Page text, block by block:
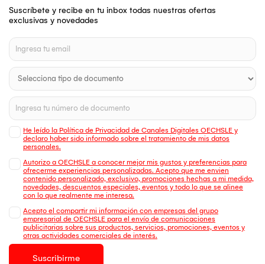
Suscríbete y recibe en tu inbox todas nuestras ofertas
exclusivas y novedades
He leído la Política de Privacidad de Canales Digitales OECHSLE y
declaro haber sido informado sobre el tratamiento de mis datos
personales.
Autorizo a OECHSLE a conocer mejor mis gustos y preferencias para
ofrecerme experiencias personalizadas. Acepto que me envien
contenido personalizado, exclusivo, promociones hechas a mi medida,
novedades, descuentos especiales, eventos y todo lo que se alinee
con lo que realmente me interesa.
Acepto el compartir mi información con empresas del grupo
empresarial de OECHSLE para el envío de comunicaciones
publicitarias sobre sus productos, servicios, promociones, eventos y
otras actividades comerciales de interés.
Suscribirme